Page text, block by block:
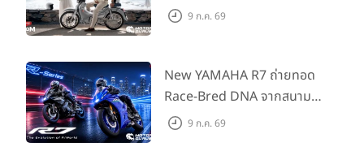
Edition ถ่ายทอดความคลาสสิ
House Flagship Store ทั่ว
ประเทศ
9 ก.ค. 69
New YAMAHA R7 ถ่ายทอด
Race-Bred DNA จากสนาม
แข่งสู่ซูเปอร์สปอร์ตคลาสกลาง
9 ก.ค. 69